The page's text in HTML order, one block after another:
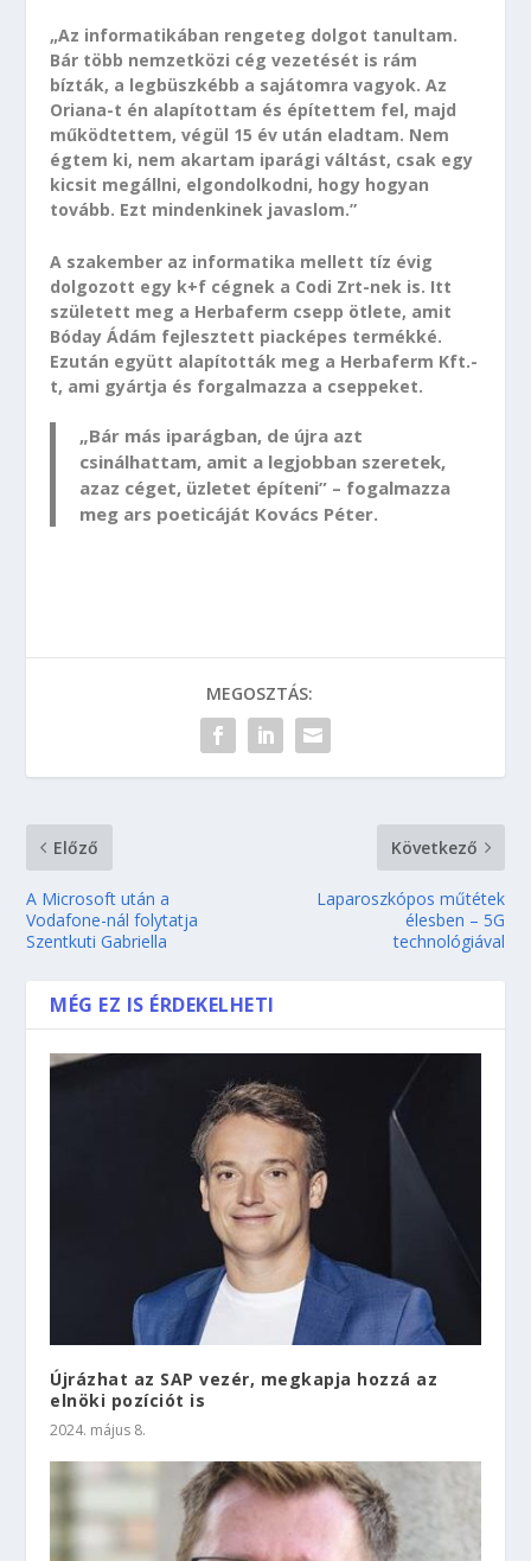
„Az informatikában rengeteg dolgot tanultam.
Bár több nemzetközi cég vezetését is rám
bízták, a legbüszkébb a sajátomra vagyok. Az
Oriana-t én alapítottam és építettem fel, majd
működtettem, végül 15 év után eladtam. Nem
égtem ki, nem akartam iparági váltást, csak egy
kicsit megállni, elgondolkodni, hogy hogyan
tovább. Ezt mindenkinek javaslom.”
A szakember az informatika mellett tíz évig
dolgozott egy k+f cégnek a Codi Zrt-nek is. Itt
született meg a Herbaferm csepp ötlete, amit
Bóday Ádám fejlesztett piacképes termékké.
Ezután együtt alapították meg a Herbaferm Kft.-
t, ami gyártja és forgalmazza a cseppeket.
„Bár más iparágban, de újra azt
csinálhattam, amit a legjobban szeretek,
azaz céget, üzletet építeni” – fogalmazza
meg ars poeticáját Kovács Péter.
MEGOSZTÁS:
Előző
A Microsoft után a
Vodafone-nál folytatja
Szentkuti Gabriella
Következő
Laparoszkópos műtétek
élesben – 5G
technológiával
MÉG EZ IS ÉRDEKELHETI
Újrázhat az SAP vezér, megkapja hozzá az
elnöki pozíciót is
2024. május 8.